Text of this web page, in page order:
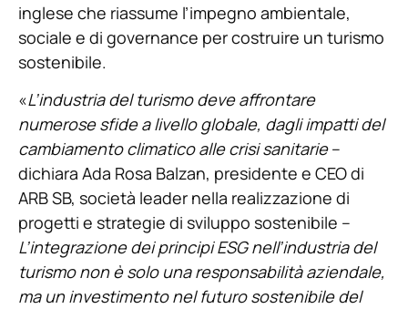
inglese che riassume l’impegno ambientale,
sociale e di governance per costruire un turismo
sostenibile.
«L’industria del turismo deve affrontare
numerose sfide a livello globale, dagli impatti del
cambiamento climatico alle crisi sanitarie–
dichiara Ada Rosa Balzan, presidente e CEO di
ARB SB, società leader nella realizzazione di
progetti e strategie di sviluppo sostenibile –
L’integrazione dei principi ESG nell’industria del
turismo non è solo una responsabilità aziendale,
ma un investimento nel futuro sostenibile del